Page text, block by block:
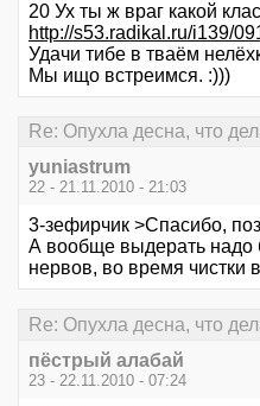
20 Ух ты ж враг какой
http://s53.radikal.ru/i139/
Удачи тибе в тваём
Мы ищо встреимся. :)))
Re: Опухла десна, что
yuniastrum
22 - 21.11.2010 - 21:03
3-зефирчик >Спасибо,
А вообще выдерать надо
нервов, во время чистки
Re: Опухла десна, что
пёстрый алабай
23 - 22.11.2010 - 07:24